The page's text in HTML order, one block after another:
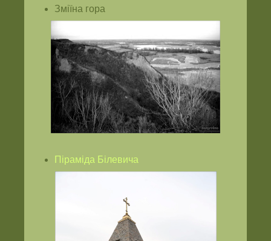
Зміїна гора
Піраміда Білевича